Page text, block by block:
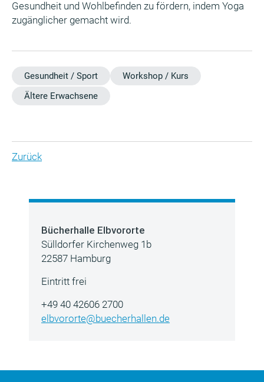
Gesundheit und Wohlbefinden zu fördern, indem Yoga
zugänglicher gemacht wird.
Gesundheit / Sport
Workshop / Kurs
Ältere Erwachsene
Zurück
Bücherhalle Elbvororte
Sülldorfer Kirchenweg 1b
22587 Hamburg
Eintritt frei
+49 40 42606 2700
elbvororte@buecherhallen.de